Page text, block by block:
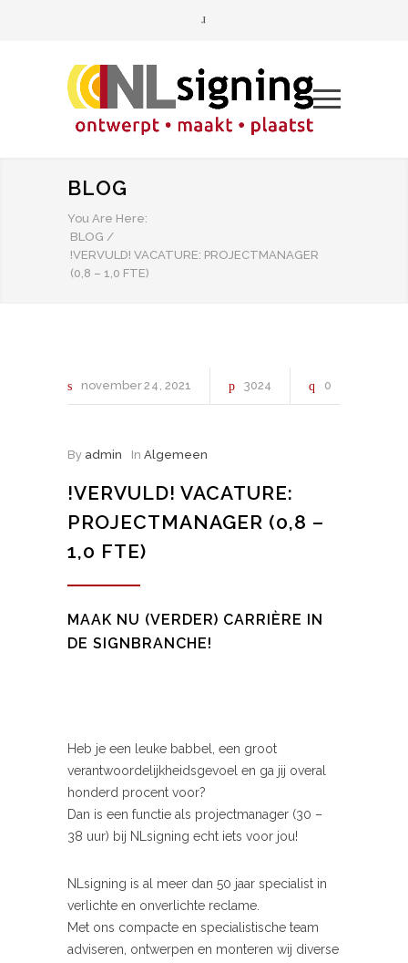
BLOG
You Are Here:
BLOG /
!VERVULD! VACATURE: PROJECTMANAGER
(0,8 – 1,0 FTE)
november24 2021 3024 0
By admin In Algemeen
!VERVULD! VACATURE:
PROJECTMANAGER (0,8 –
1,0 FTE)
MAAK NU (VERDER) CARRIÈRE IN
DE SIGNBRANCHE!
Heb je een leuke babbel, een groot
verantwoordelijkheidsgevoel en ga jij overal
honderd procent voor?
Dan is een functie als projectmanager (30 –
38 uur) bij NLsigning echt iets voor jou!
NLsigning is al meer dan 50 jaar specialist in
verlichte en onverlichte reclame.
Met ons compacte en specialistische team
adviseren, ontwerpen en monteren wij diverse